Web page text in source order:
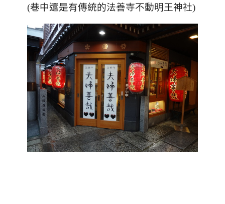
(巷中還是有傳統的法善寺不動明王神社)